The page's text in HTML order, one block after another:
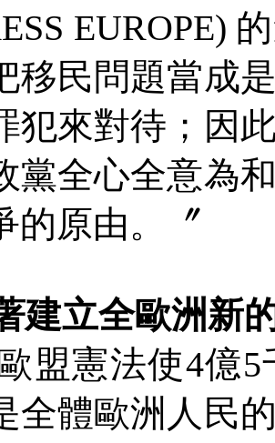
EUROPE)
移民問題當成
犯來對待；因
黨全心全意為
的原由。〞
建立全歐洲新
盟憲法使4億5
全體歐洲人民